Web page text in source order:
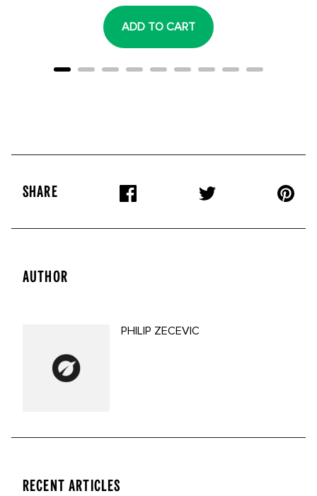
ADD TO CART
SHARE
AUTHOR
PHILIP ZECEVIC
RECENT ARTICLES